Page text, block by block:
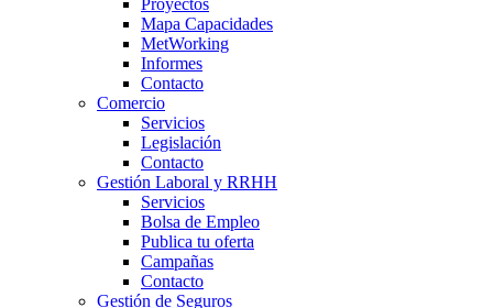
Proyectos
Mapa Capacidades
MetWorking
Informes
Contacto
Comercio
Servicios
Legislación
Contacto
Gestión Laboral y RRHH
Servicios
Bolsa de Empleo
Publica tu oferta
Campañas
Contacto
Gestión de Seguros